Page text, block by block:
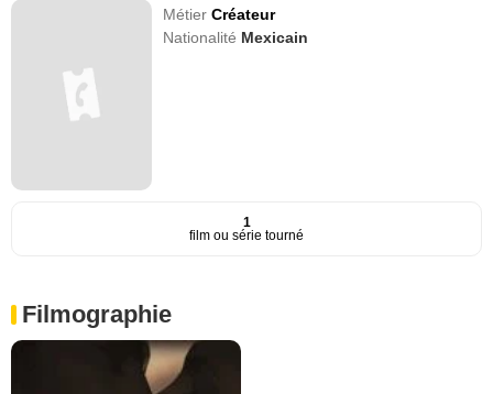
MétierCréateur
Nationalité Mexicain
1
film ou série tourné
Filmographie